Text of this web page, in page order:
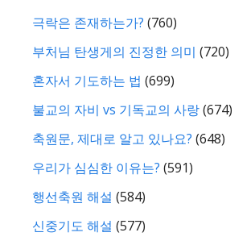
극락은 존재하는가? (760)
부처님 탄생게의 진정한 의미 (720)
혼자서 기도하는 법 (699)
불교의 자비 vs 기독교의 사랑(674)
축원문, 제대로 알고 있나요? (648)
우리가 심심한 이유는? (591)
행선축원 해설 (584)
신중기도 해설 (577)